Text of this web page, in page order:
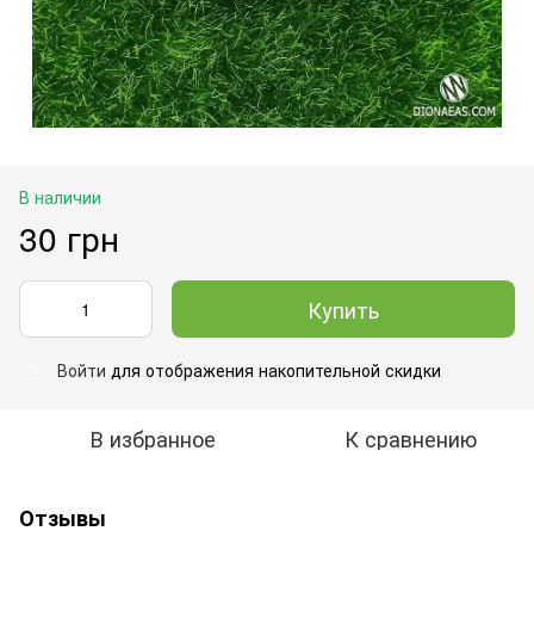
В наличии
30 грн
Купить
Войти для отображения накопительной скидки
В избранное К сравнению
Отзывы